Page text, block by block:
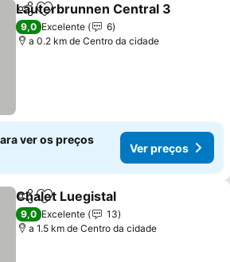
PartilharAdicionar aos favoritos
Lauterbrunnen Central 3
9,0 Excelente
6
a 0.2 km de Centro da cidade
ver os preços
Ver preços
PartilharAdicionar aos favoritos
Chalet Luegistal
9,0 Excelente
13
a 1.5 km de Centro da cidade